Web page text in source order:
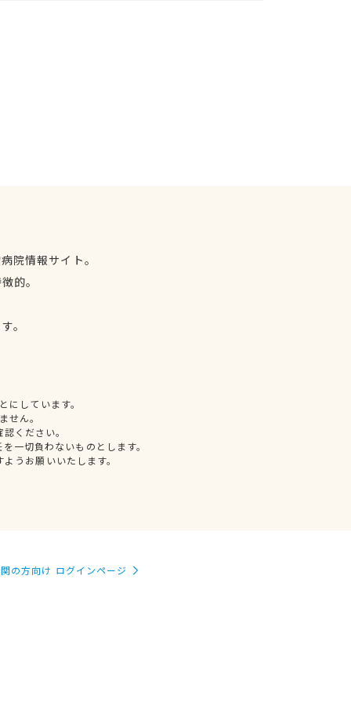
院情報サイト。
的。
。
しています。
せん。
ください。
一切負わないものとします。
うお願いいたします。
の方向け ログインページ